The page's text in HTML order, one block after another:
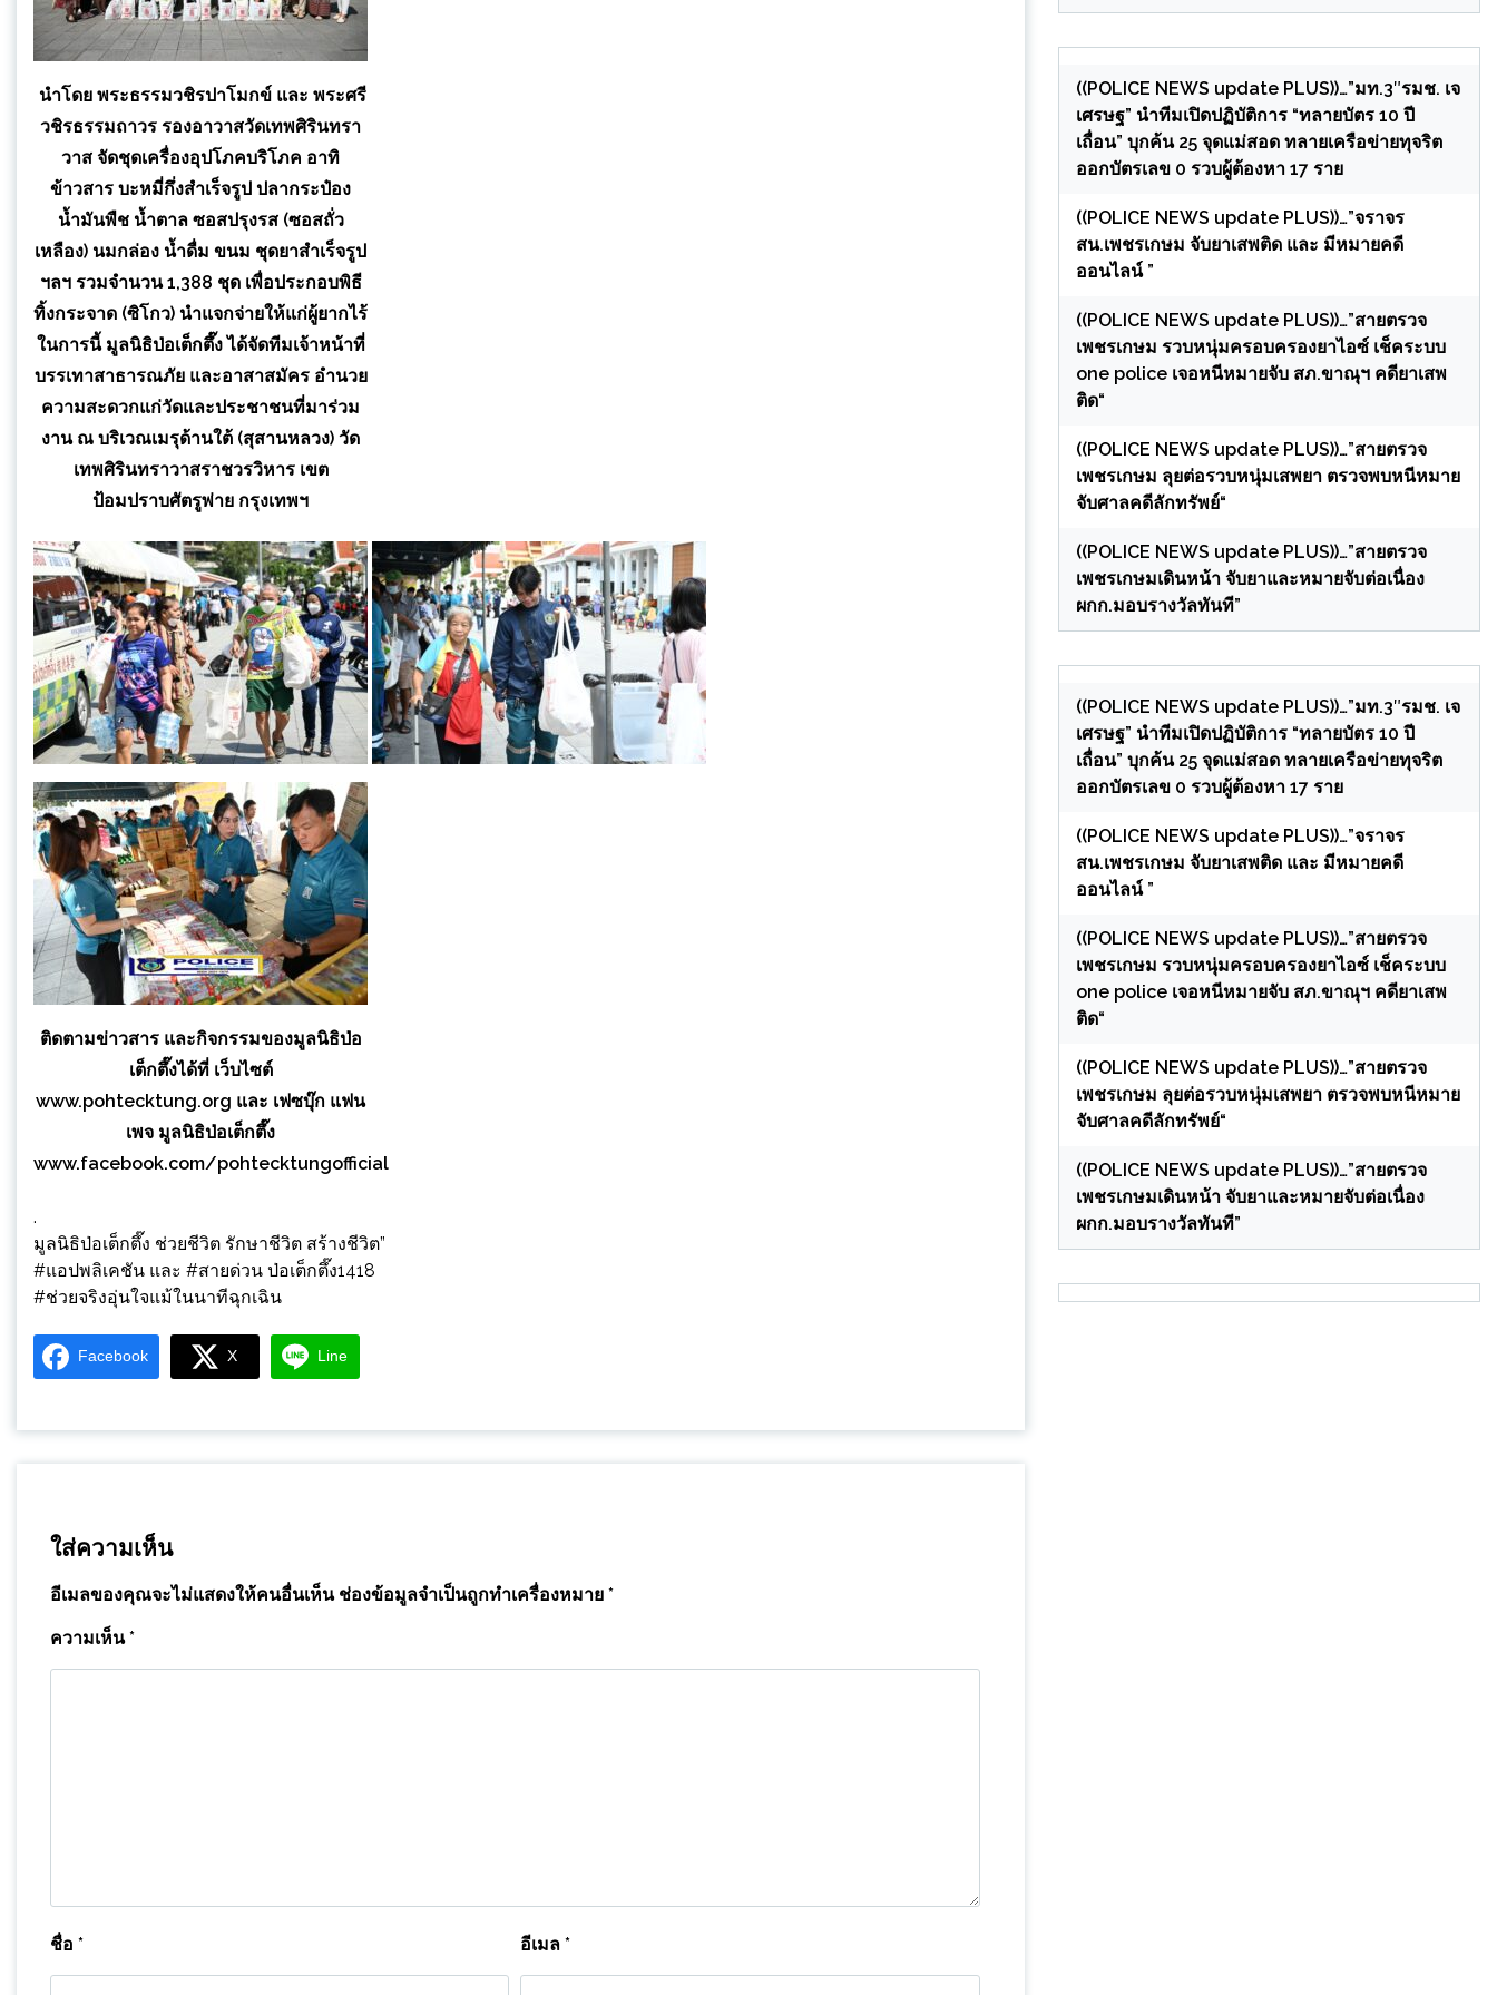
นำโดย พระธรรมวชิรปาโมกข์ และ พระศรี
วชิรธรรมถาวร รองอาวาสวัดเทพศิรินทรา
วาส จัดชุดเครื่องอุปโภคบริโภค อาทิ
ข้าวสาร บะหมี่กึ่งสำเร็จรูป ปลากระป๋อง
น้ำมันพืช น้ำตาล ซอสปรุงรส (ซอสถั่ว
เหลือง) นมกล่อง น้ำดื่ม ขนม ชุดยาสำเร็จรูป
ฯลฯ รวมจำนวน 1,388 ชุด เพื่อประกอบพิธี
ทิ้งกระจาด (ซิโกว) นำแจกจ่ายให้แก่ผู้ยากไร้
ในการนี้ มูลนิธิป่อเต็กตึ๊ง ได้จัดทีมเจ้าหน้าที่
บรรเทาสาธารณภัย และอาสาสมัคร อำนวย
ความสะดวกแก่วัดและประชาชนที่มาร่วม
งาน ณ บริเวณเมรุด้านใต้ (สุสานหลวง) วัด
เทพศิรินทราวาสราชวรวิหาร เขต
ป้อมปราบศัตรูพ่าย กรุงเทพฯ
ติดตามข่าวสาร และกิจกรรมของมูลนิธิป่อ
เต็กตึ๊งได้ที่ เว็บไซต์
www.pohtecktung.org และ เฟซบุ๊ก แฟน
เพจ มูลนิธิป่อเต็กตึ๊ง
www.facebook.com/pohtecktungofficial
.
มูลนิธิป่อเต็กตึ๊ง ช่วยชีวิต รักษาชีวิต สร้างชีวิต”
#แอปพลิเคชัน และ #สายด่วน ป่อเต็กตึ๊ง1418
#ช่วยจริงอุ่นใจแม้ในนาทีฉุกเฉิน
Facebook X Line
ใส่ความเห็น
อีเมลของคุณจะไม่แสดงให้คนอื่นเห็น ช่องข้อมูลจำเป็นถูกทำเครื่องหมาย *
ความเห็น*
ชื่อ * อีเมล*
((POLICE NEWS update PLUS))…”มท.3″รมช. เจ
เศรษฐ” นำทีมเปิดปฏิบัติการ “ทลายบัตร 10 ปี
เถื่อน” บุกค้น 25 จุดแม่สอด ทลายเครือข่ายทุจริต
ออกบัตรเลข 0 รวบผู้ต้องหา 17 ราย
((POLICE NEWS update PLUS))…”จราจร
สน.เพชรเกษม จับยาเสพติด และ มีหมายคดี
ออนไลน์ ”
((POLICE NEWS update PLUS))…”สายตรวจ
เพชรเกษม รวบหนุ่มครอบครองยาไอซ์ เช็คระบบ
one police เจอหนีหมายจับ สภ.ขาณุฯ คดียาเสพ
ติด“
((POLICE NEWS update PLUS))…”สายตรวจ
เพชรเกษม ลุยต่อรวบหนุ่มเสพยา ตรวจพบหนีหมาย
จับศาลคดีลักทรัพย์“
((POLICE NEWS update PLUS))…”สายตรวจ
เพชรเกษมเดินหน้า จับยาและหมายจับต่อเนื่อง
ผกก.มอบรางวัลทันที”
((POLICE NEWS update PLUS))…”มท.3″รมช. เจ
เศรษฐ” นำทีมเปิดปฏิบัติการ “ทลายบัตร 10 ปี
เถื่อน” บุกค้น 25 จุดแม่สอด ทลายเครือข่ายทุจริต
ออกบัตรเลข 0 รวบผู้ต้องหา 17 ราย
((POLICE NEWS update PLUS))…”จราจร
สน.เพชรเกษม จับยาเสพติด และ มีหมายคดี
ออนไลน์ ”
((POLICE NEWS update PLUS))…”สายตรวจ
เพชรเกษม รวบหนุ่มครอบครองยาไอซ์ เช็คระบบ
one police เจอหนีหมายจับ สภ.ขาณุฯ คดียาเสพ
ติด“
((POLICE NEWS update PLUS))…”สายตรวจ
เพชรเกษม ลุยต่อรวบหนุ่มเสพยา ตรวจพบหนีหมาย
จับศาลคดีลักทรัพย์“
((POLICE NEWS update PLUS))…”สายตรวจ
เพชรเกษมเดินหน้า จับยาและหมายจับต่อเนื่อง
ผกก.มอบรางวัลทันที”